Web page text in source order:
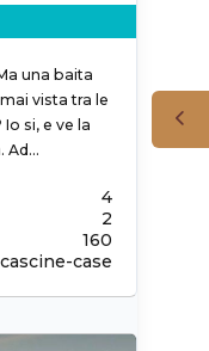
una baita
vista tra le
si, e ve la
Ad…
4
2
160
case